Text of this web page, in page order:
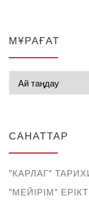
МҰРАҒАТ
САНАТТАР
"КАРЛАГ"
"МЕЙІРІМ"